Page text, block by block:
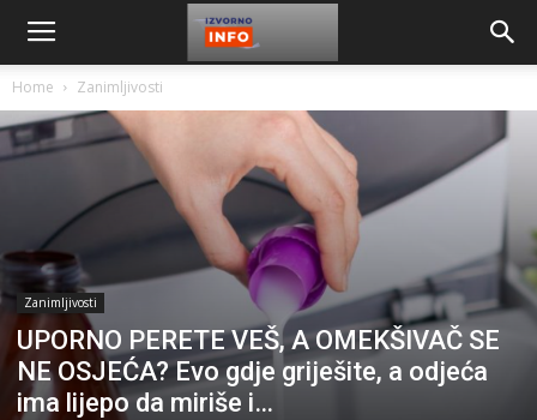
Home Zanimljivosti
Zanimljivosti
UPORNO PERETE VEŠ, A OMEKŠIVAČ SE
NE OSJEĆA? Evo gdje griješite, a odjeća
ima lijepo da miriše i…